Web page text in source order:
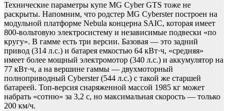
Технические параметры купе MG Cyber GTS тоже не
раскрыты. Напомним, что родстер MG Cyberster построен на
модульной платформе Nebula концерна SAIC, которая имеет
800-вольтовую электросистему и независимые подвески «по
кругу». В гамме есть три версии. Базовая — это задний
привод (314 л.с.) и батарея емкостью 64 кВт·ч, «средняя»
имеет более мощный электромотор (340 л.с.) и аккумулятор на
77 кВт·ч, а на вершине гаммы — двухмоторный
полноприводный Cyberster (544 л.с.) с такой же старшей
батареей. Топ-версия снаряженной массой 1985 кг может
набрать «сотню» за 3,2 с, но максимальная скорость — только
200 км/ч.